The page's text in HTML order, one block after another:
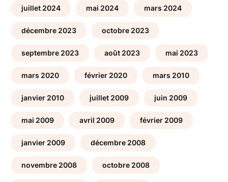
juillet 2024 mai 2024 mars 2024
décembre 2023 octobre 2023
septembre 2023 août 2023 mai 2023
mars 2020 février 2020 mars 2010
janvier 2010 juillet 2009 juin 2009
mai 2009 avril 2009 février 2009
janvier 2009 décembre 2008
novembre 2008 octobre 2008